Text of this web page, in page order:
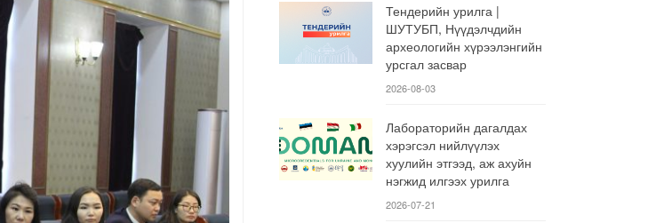
Тендерийн урилга |
ШУТУБП, Нүүдэлчдийн
археологийн хүрээлэнгийн
урсгал засвар
2026-08-03
Лабораторийн дагалдах
хэрэгсэл нийлүүлэх
хуулийн этгээд, аж ахуйн
нэгжид илгээх урилга
2026-07-21